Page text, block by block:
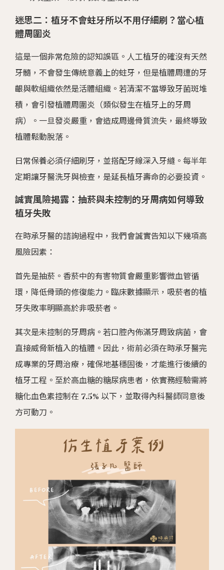
迷思二：植牙不會蛀牙所以不用仔細刷？當心植
體周圍炎
這是一個非常危險的認知誤區。人工植牙的確沒有天然
牙髓，不會發生傳統意義上的蛀牙，但是植體周遭的牙
齦與軟組織依然是活體組織。若清潔不當導致牙菌斑堆
積，會引發植體周圍炎（類似發生在植牙上的牙周
病）。一旦發炎嚴重，會造成周邊骨質流失，最終導致
植體鬆動脫落。
日常保養必須仔細刷牙，並搭配牙線深入牙縫。每半年
定期讓牙醫洗牙與檢查，是延長植牙壽命的必要投資。
誠實風險揭露：抽菸與未控制的牙周病如何導致
植牙失敗
在時承牙醫的諮詢過程中，我們會誠實告知以下幾項高
風險因素：
首先是抽菸。香菸中的有害物質會嚴重影響微血管循
環，降低骨頭的修復能力。臨床數據顯示，吸菸者的植
牙失敗率明顯高於非吸菸者。
其次是未控制的牙周病。若口腔內佈滿牙周致病菌，會
直接威脅新植入的植體。因此，術前必須在時承牙醫完
成專業的牙周治療，確保地基穩固後，才能進行後續的
植牙工程。至於高血糖的糖尿病患者，依實務經驗需將
糖化血色素控制在 7.5% 以下，並取得內科醫師同意後
方可動刀。